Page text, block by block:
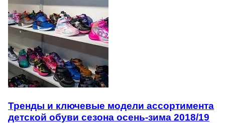
Тренды и ключевые модели ассортимента
детской обуви сезона осень-зима 2018/19